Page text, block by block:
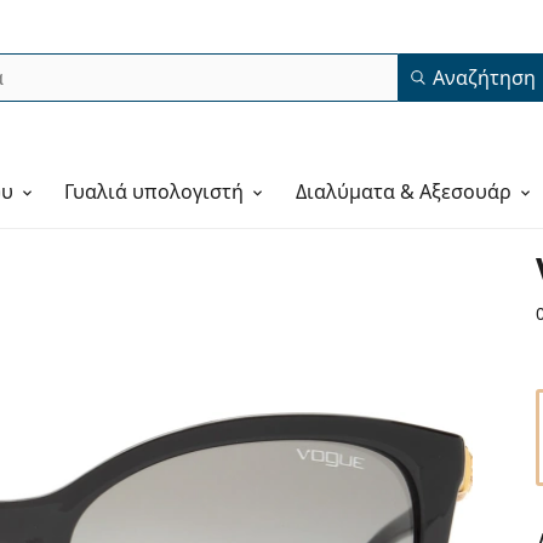
Αναζήτηση
Γυαλιά υπολογιστή Διαλύματα & Αξεσουάρ